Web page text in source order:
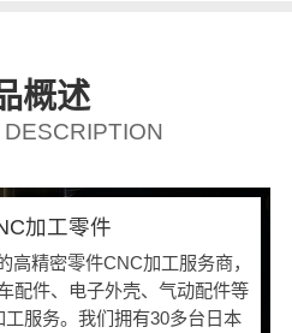
概述
加工零件
高精密零件CNC加工服务商，
配件、电子外壳、气动配件等
服务。我们拥有30多台日本